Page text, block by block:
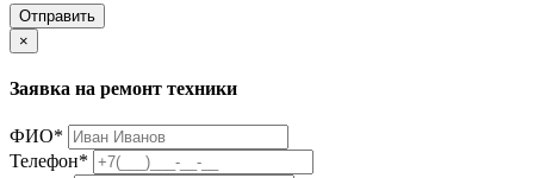
Отправить
×
Заявка на ремонт техники
ФИО*
Телефон*